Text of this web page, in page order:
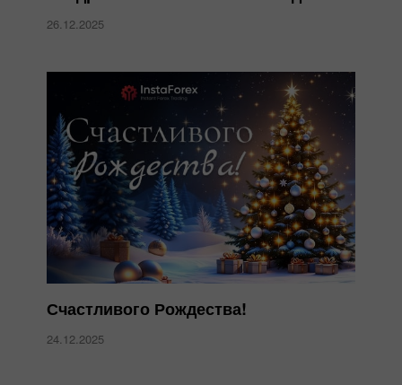
26.12.2025
Счастливого Рождества!
24.12.2025